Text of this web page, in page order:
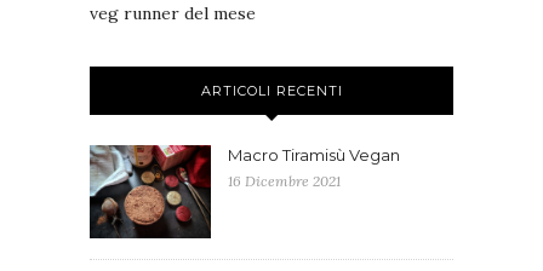
veg runner del mese
ARTICOLI RECENTI
Macro Tiramisù Vegan
16 Dicembre 2021